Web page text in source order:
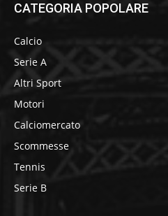
CATEGORIA POPOLARE
Calcio
Serie A
Altri Sport
Motori
Calciomercato
Scommesse
Tennis
Serie B